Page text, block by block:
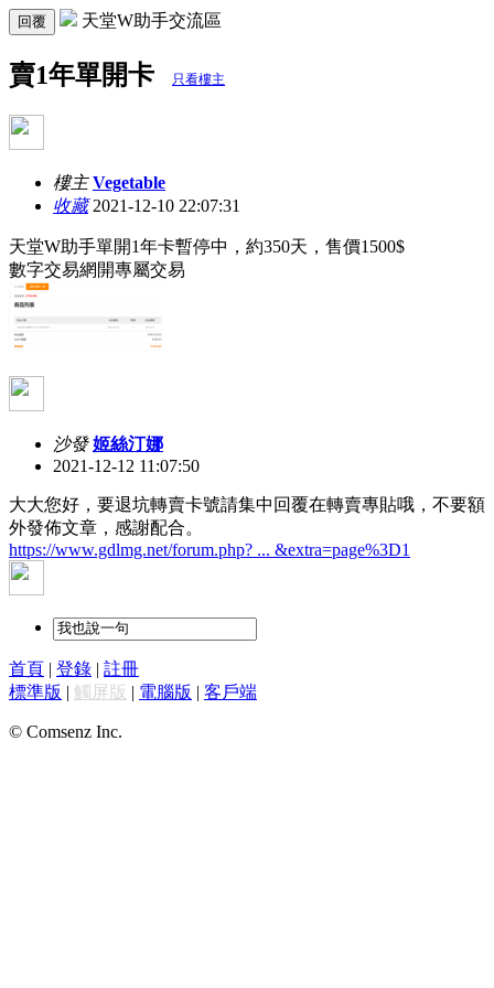
回覆 天堂W助手交流區
賣1年單開卡 只看樓主
樓主 Vegetable
收藏2021-12-10 22:07:31
天堂W助手單開1年卡暫停中，約350天，售價1500$
數字交易網開專屬交易
沙發 姬絲汀娜
2021-12-12 11:07:50
大大您好，要退坑轉賣卡號請集中回覆在轉賣專貼哦，不要額
外發佈文章，感謝配合。
https://www.gdlmg.net/forum.php? ... &extra=page%3D1
首頁 | 登錄 | 註冊
標準版 | 觸屏版 | 電腦版 | 客戶端
© Comsenz Inc.